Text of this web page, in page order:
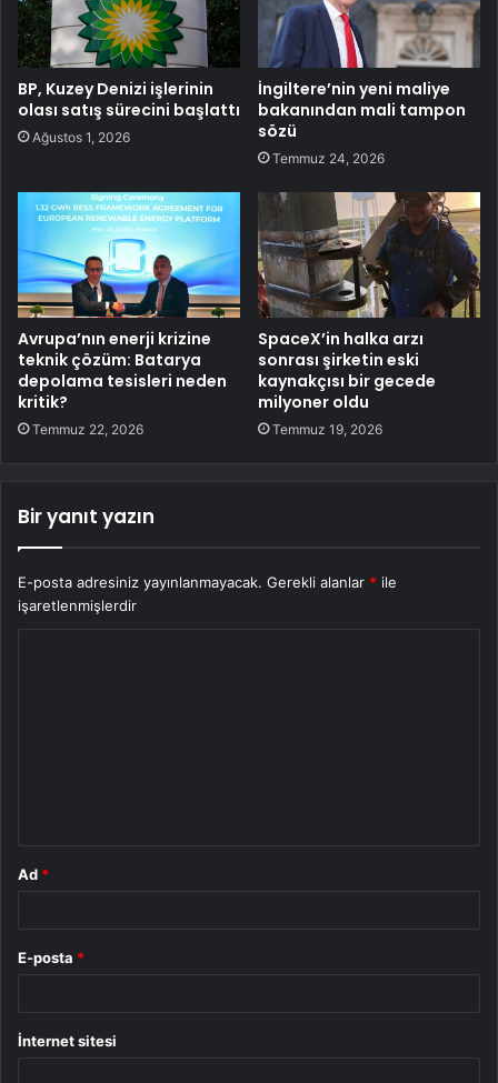
BP, Kuzey Denizi işlerinin
olası satış sürecini başlattı
Ağustos 1, 2026
İngiltere’nin yeni maliye
bakanından mali tampon
sözü
Temmuz 24, 2026
Avrupa’nın enerji krizine
teknik çözüm: Batarya
depolama tesisleri neden
kritik?
Temmuz 22, 2026
SpaceX’in halka arzı
sonrası şirketin eski
kaynakçısı bir gecede
milyoner oldu
Temmuz 19, 2026
Bir yanıt yazın
E-posta adresiniz yayınlanmayacak. Gerekli alanlar * ile
işaretlenmişlerdir
Ad *
E-posta *
İnternet sitesi